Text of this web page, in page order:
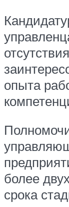
опыта
более
срока